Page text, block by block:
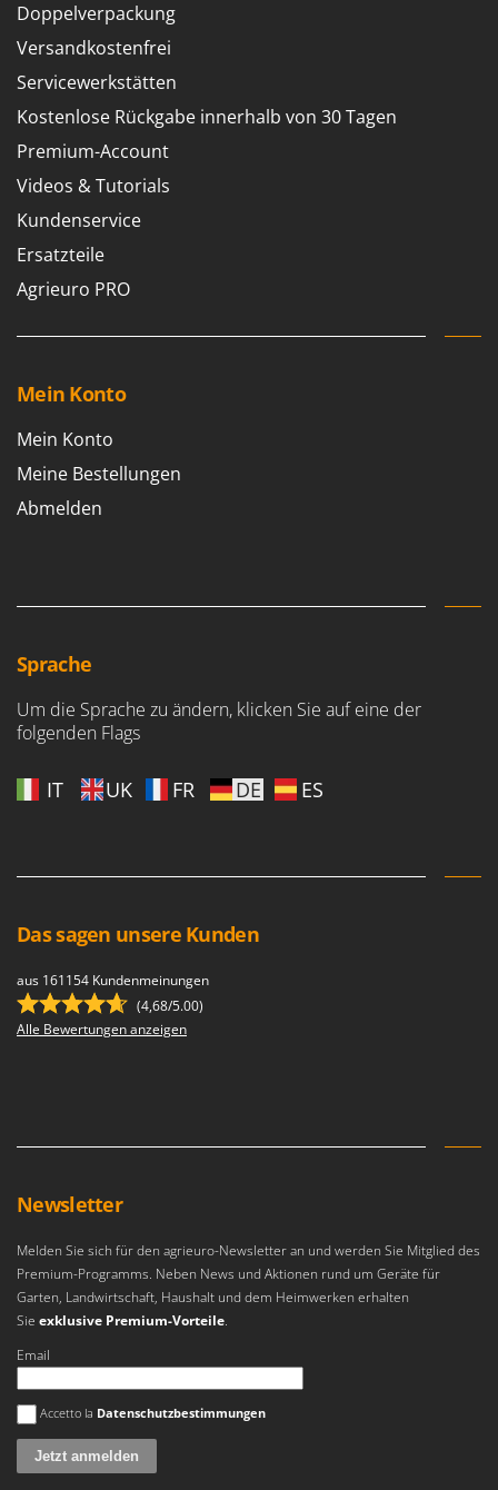
Doppelverpackung
Versandkostenfrei
Servicewerkstätten
Kostenlose Rückgabe innerhalb von 30 Tagen
Premium-Account
Videos & Tutorials
Kundenservice
Ersatzteile
Agrieuro PRO
Mein Konto
Mein Konto
Meine Bestellungen
Abmelden
Sprache
Um die Sprache zu ändern, klicken Sie auf eine der
folgenden Flags
IT UK FR DE ES
Das sagen unsere Kunden
aus 161154 Kundenmeinungen
(4,68/5.00)
Alle Bewertungen anzeigen
Newsletter
Melden Sie sich für den agrieuro-Newsletter an und werden Sie Mitglied des
Premium-Programms. Neben News und Aktionen rund um Geräte für
Garten, Landwirtschaft, Haushalt und dem Heimwerken erhalten
Sie exklusive Premium-Vorteile.
Email
Es ist ein Fehler aufgetreten
Accetto la Datenschutzbestimmungen